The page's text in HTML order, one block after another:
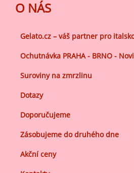
O NÁS
Gelato.cz – váš partner pro
Ochutnávka PRAHA - BRNO -
Suroviny na zmrzlinu
Dotazy
Doporučujeme
Zásobujeme do druhého dne
Akční ceny